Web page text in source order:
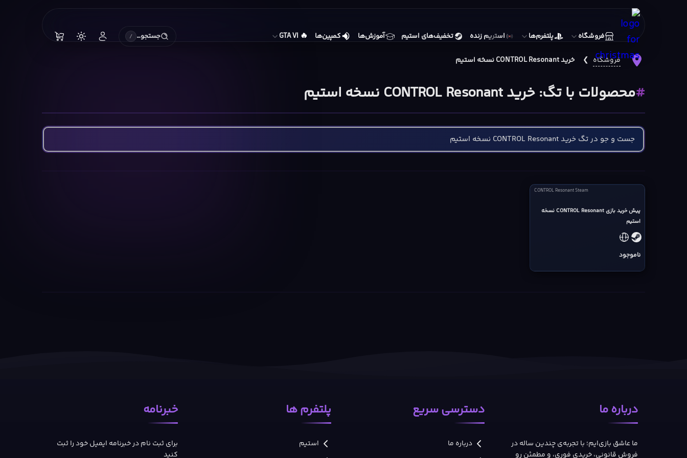
فروشگاه پلتفرم‌ها استریم زنده تخفیف‌های استیم آموزش‌ها کمپین‌ها 🔥
GTA VI جستجو… /
فروشگاه ❯ خرید CONTROL Resonant نسخه استیم
محصولات با تگ: خرید CONTROL Resonant نسخه استیم
CONTROL
Steam
cover
CONTROL Resonant Steam
پیش خرید بازی CONTROL Resonant نسخه
استیم
ناموجود
درباره ما
ما عاشق بازی‌ایم؛ با تجربه‌ی چندین ساله در
فروش قانونی، خریدی فوری، و مطمئن رو
دسترسی سریع
درباره ما
پلتفرم ها
استیم
خبرنامه
برای ثبت نام در خبرنامه ایمیل خود را ثبت
کنید